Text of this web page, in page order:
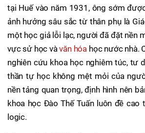
tại Huế vào năm 1931, ông sớm
ảnh hưởng sâu sắc từ thân phụ là
một học giả lỗi lạc, người đã đặt nền
vực sử học vàvăn hóa học nước nhà.
nghiên cứu khoa học nghiêm túc, tư
thần tự học không mệt mỏi của
nền tảng quan trọng, định hình nên
khoa học Đào Thế Tuấn luôn đề cao
logic.